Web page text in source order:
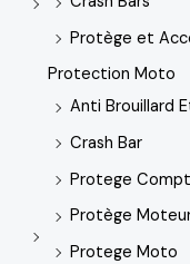
Protège et
Protection Moto
Anti Brouillard
Crash Bar
Protege
Protège
Protege Moto